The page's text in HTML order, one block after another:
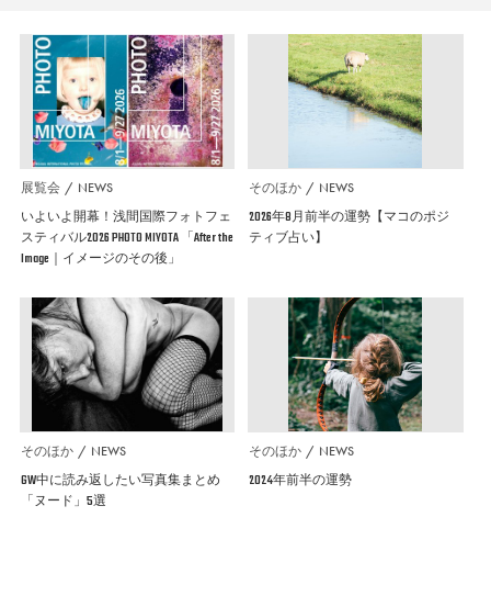
展覧会 NEWS
いよいよ開幕！浅間国際フォトフェ
スティバル2026 PHOTO MIYOTA 「After the
Image｜イメージのその後」
そのほか NEWS
2026年8月前半の運勢【マコのポジ
ティブ占い】
そのほか NEWS
GW中に読み返したい写真集まとめ
「ヌード」5選
そのほか NEWS
2024年前半の運勢